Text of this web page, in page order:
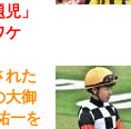
」
ケ
れた
大御
一を